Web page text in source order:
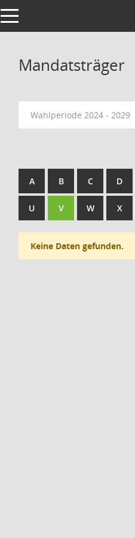
Toggle navigation
Mandatsträger
Wahlperiode 2024 - 2029
A B C D
U V W X
Keine Daten gefunden.